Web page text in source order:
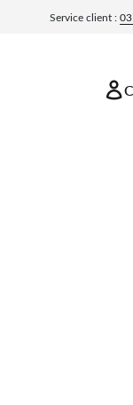
Service client :